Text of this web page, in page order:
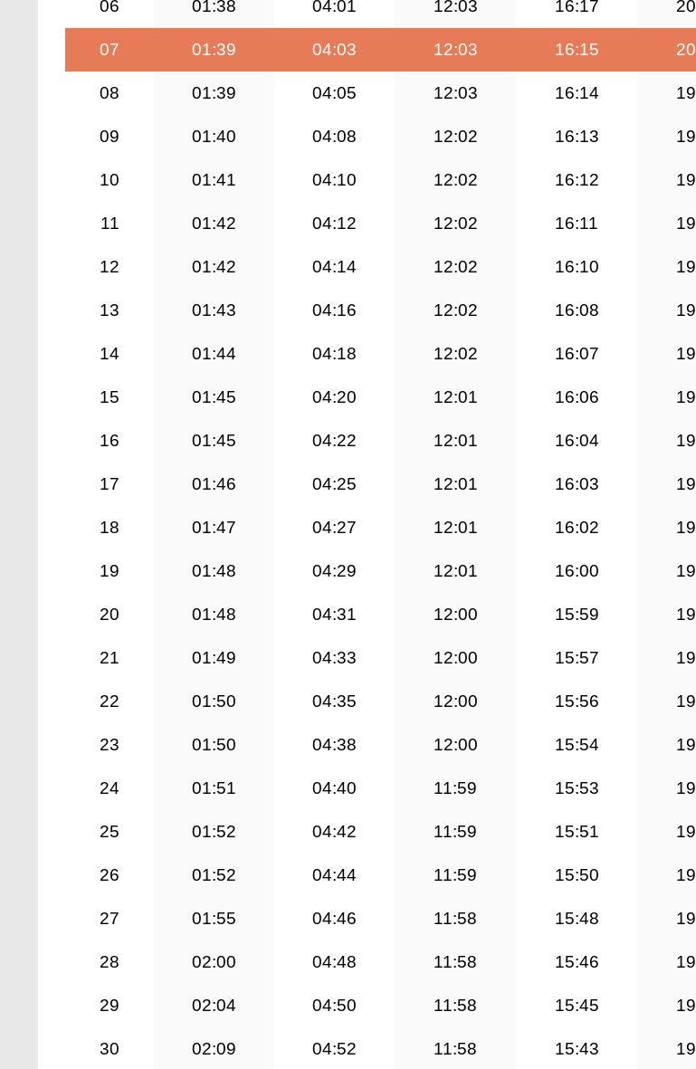
06 01:38 04:01 12:03 16:17
07 01:39 04:03 12:03 16:15
08 01:39 04:05 12:03 16:14
09 01:40 04:08 12:02 16:13
10 01:41 04:10 12:02 16:12
11 01:42 04:12 12:02 16:11
12 01:42 04:14 12:02 16:10
13 01:43 04:16 12:02 16:08
14 01:44 04:18 12:02 16:07
15 01:45 04:20 12:01 16:06
16 01:45 04:22 12:01 16:04
17 01:46 04:25 12:01 16:03
18 01:47 04:27 12:01 16:02
19 01:48 04:29 12:01 16:00
20 01:48 04:31 12:00 15:59
21 01:49 04:33 12:00 15:57
22 01:50 04:35 12:00 15:56
23 01:50 04:38 12:00 15:54
24 01:51 04:40 11:59 15:53
25 01:52 04:42 11:59 15:51
26 01:52 04:44 11:59 15:50
27 01:55 04:46 11:58 15:48
28 02:00 04:48 11:58 15:46
29 02:04 04:50 11:58 15:45
30 02:09 04:52 11:58 15:43